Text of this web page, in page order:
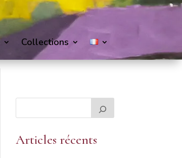
Collections
Articles récents